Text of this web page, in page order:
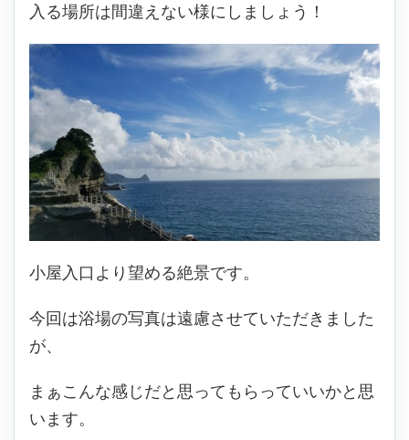
入る場所は間違えない様にしましょう！
小屋入口より望める絶景です。
今回は浴場の写真は遠慮させていただきました
が、
まぁこんな感じだと思ってもらっていいかと思
います。